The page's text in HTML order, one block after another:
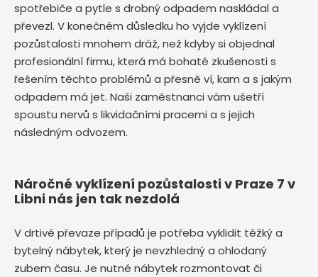
spotřebiče a pytle s drobný odpadem naskládal a
převezl. V konečném důsledku ho vyjde vyklízení
pozůstalosti mnohem dráž, než kdyby si objednal
profesionální firmu, která má bohaté zkušenosti s
řešením těchto problémů a přesně ví, kam a s jakým
odpadem má jet. Naši zaměstnanci vám ušetří
spoustu nervů s likvidačními pracemi a s jejich
následným odvozem.
Náročné vyklízení pozůstalosti v Praze 7 v
Libni nás jen tak nezdolá
V drtivé převaze případů je potřeba vyklidit těžký a
bytelný nábytek, který je nevzhledný a ohlodaný
zubem času. Je nutné nábytek rozmontovat či